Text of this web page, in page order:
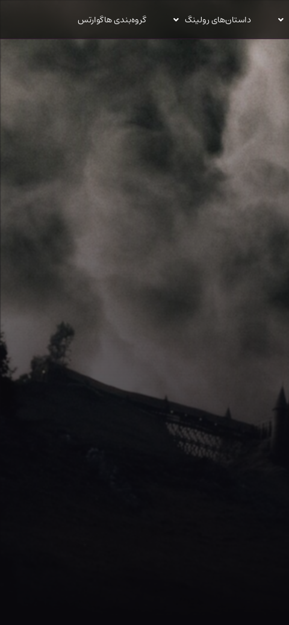
داستان‌های رولینگ گروه‌بندی هاگوارتس